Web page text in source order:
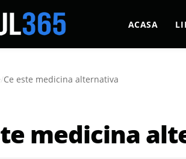
ACASA
/Ce este medicina alternativa
medicina